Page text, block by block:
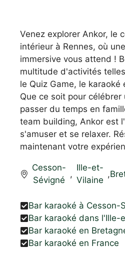
Venez explorer Ankor, le
intérieur à Rennes, où
immersive vous attend !
multitude d'activités
le Quiz Game, le
Que ce soit pour célébrer
passer du temps en
team building, Ankor est
s'amuser et se relaxer.
maintenant votre
Cesson-
Sévigné
,
Ille-et-
Vilaine
,
Bar karaoké à Cesson-
Bar karaoké dans l'Ille-
Bar karaoké en
Bar karaoké en France